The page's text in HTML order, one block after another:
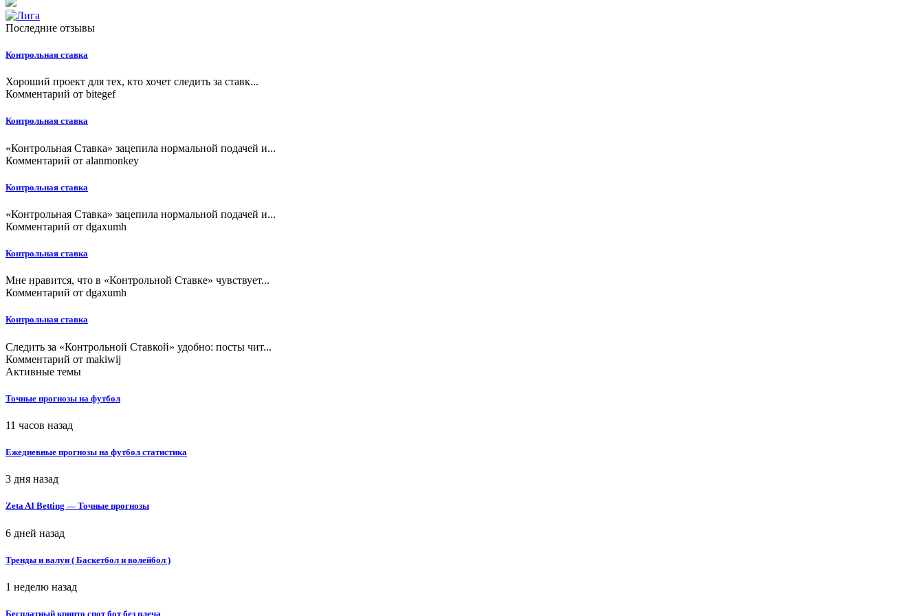
Последние отзывы
Контрольная ставка
Хороший проект для тех, кто хочет следить за ставк...
Комментарий от bitegef
Контрольная ставка
«Контрольная Ставка» зацепила нормальной подачей и...
Комментарий от alanmonkey
Контрольная ставка
«Контрольная Ставка» зацепила нормальной подачей и...
Комментарий от dgaxumh
Контрольная ставка
Мне нравится, что в «Контрольной Ставке» чувствует...
Комментарий от dgaxumh
Контрольная ставка
Следить за «Контрольной Ставкой» удобно: посты чит...
Комментарий от makiwij
Активные темы
Точные прогнозы на футбол
11 часов назад
Ежедневные прогнозы на футбол статистика
3 дня назад
Zeta AI Betting — Точные прогнозы
6 дней назад
Тренды и валуи ( Баскетбол и волейбол )
1 неделю назад
Бесплатный крипто спот бот без плеча